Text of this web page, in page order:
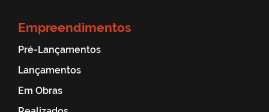
Empreendimentos
Pré-Lançamentos
Lançamentos
Em Obras